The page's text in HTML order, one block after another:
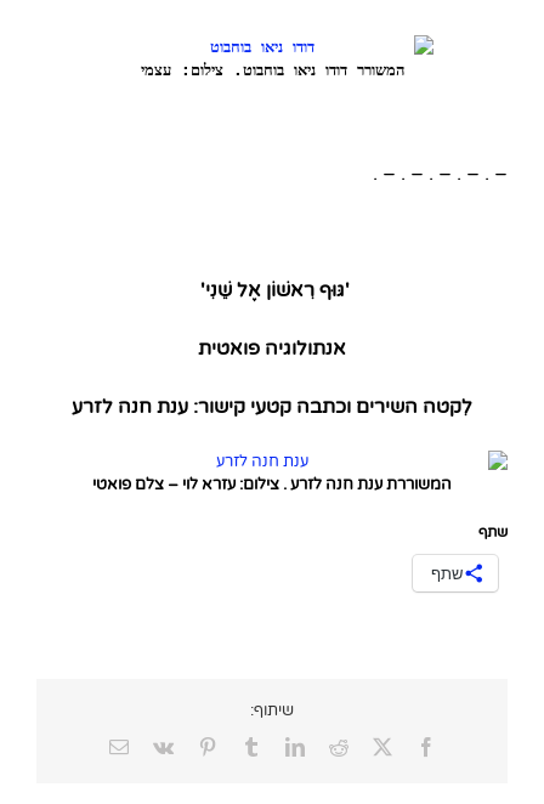
המשורר דודו ניאו בוחבוט. צילום: עצמי
– . – . – . – . – .
'גּוּף רִאשׁוֹן אֶל שֵׁנִי'
אנתולוגיה פואטית
לִקטה השירים וכתבה קטעי קישור: ענת חנה לזרע
המשוררת ענת חנה לזרע . צילום: עזרא לוי – צלם פואטי
שתף
שתף
שיתוף:
Facebook
X
Reddit
LinkedIn
Tumblr
Pinterest
Vk
Email